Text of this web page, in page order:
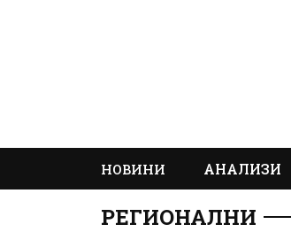
НОВИНИ АНАЛИЗИ
РЕГИОНАЛНИ